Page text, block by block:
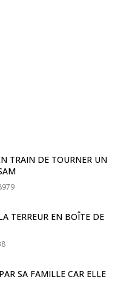
TRAIN DE TOURNER UN
TERREUR EN BOÎTE DE
SA FAMILLE CAR ELLE